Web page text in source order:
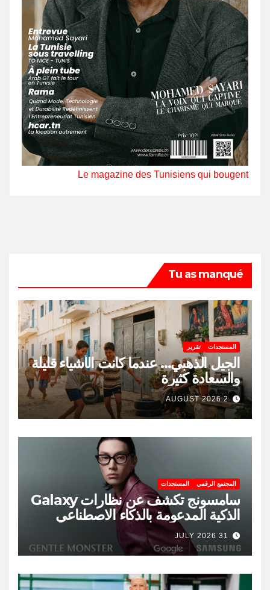
Le magazine des Tunisiens qui bougent
Tu as manqué
المستجدات تقرير
الجيل الذهبي… عندما كانت الأشياء قليلة
والسعادة كثيرة
2 AUGUST 2026
المجتمع الرقمي المستجدات
سامسونج تكشف عن نظارات Galaxy
الذكية المدعومة بالذكاء الاصطناعي
31 JULY 2026